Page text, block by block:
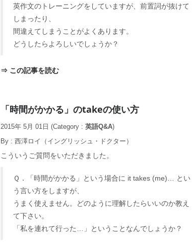
英作文のトレーニングをしていますが、前置詞が抜けて
しまったり、
間違えてしまうことがよくあります。
どうしたらよろしいでしょうか？
⇒ この記事を読む
「時間がかかる」のtakeの使い方
2015年 5月 01日 (Category : 英語Q&A)
By : 西澤ロイ（イングリッシュ・ドクター）
こういうご質問をいただきました。
Ｑ．「時間がかかる」という場合に it takes (me)… とい
う言い方をしますが、
うまく使えません。どのように理解したらいいのか教え
て下さい。
「私を連れて行った…」ということなんでしょうか？